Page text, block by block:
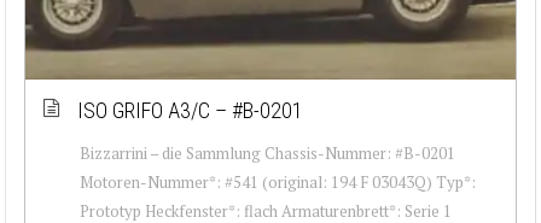
ISO GRIFO A3/C – #B-0201
Bizzarrini – die Sammlung Chassis-Nummer: #B-0201
Motoren-Nummer*: #541 (original: 194 F 03043Q) Typ*:
Prototyp Heckfenster*: flach Armaturenbrett*: Serie 1